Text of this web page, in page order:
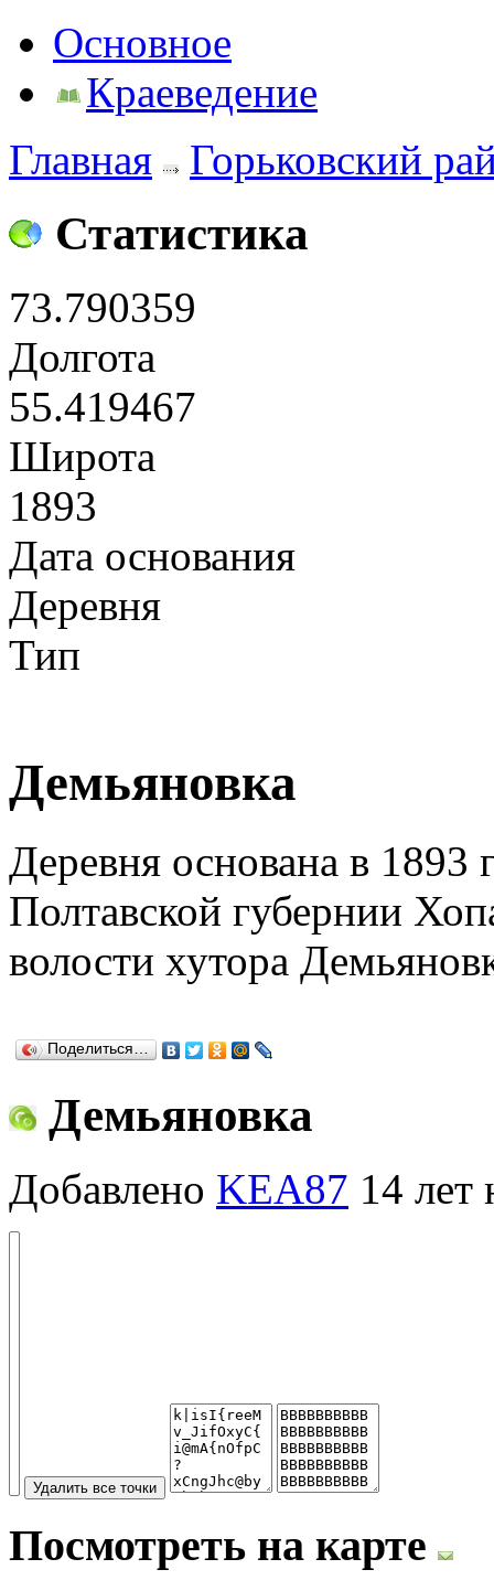
Основное
Краеведение
Главная
Горьковский
Статистика
73.790359
Долгота
55.419467
Широта
1893
Дата основания
Деревня
Тип
Демьяновка
Деревня основана в 1893
Полтавской губернии
волости хутора
Поделиться…
Демьяновка
Добавлено KEA87 14 лет
Посмотреть на карте